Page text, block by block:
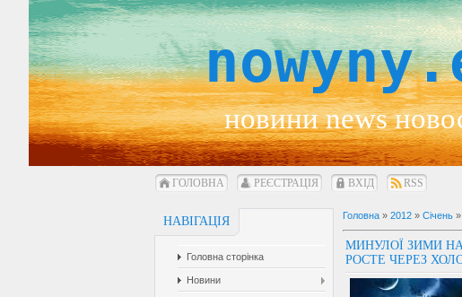
новини news
ГОЛОВНА РЕЄСТРАЦІЯ ВХІД RSS
НАВІГАЦІЯ
Головна сторінка
Новини
Головна » 2012 » Січень »
МИНУЛОЇ ЗИМИ
РОСТЕ ЧЕРЕЗ